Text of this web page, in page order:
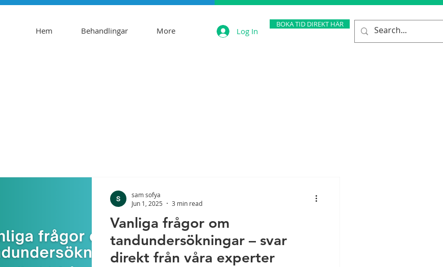
Hem Behandlingar More Log In
BOKA TID DIREKT HÄR
Vanliga frågor om
tandundersökningar – svar
direkt från våra experter
sam sofya
Jun 1, 2025
3 min read